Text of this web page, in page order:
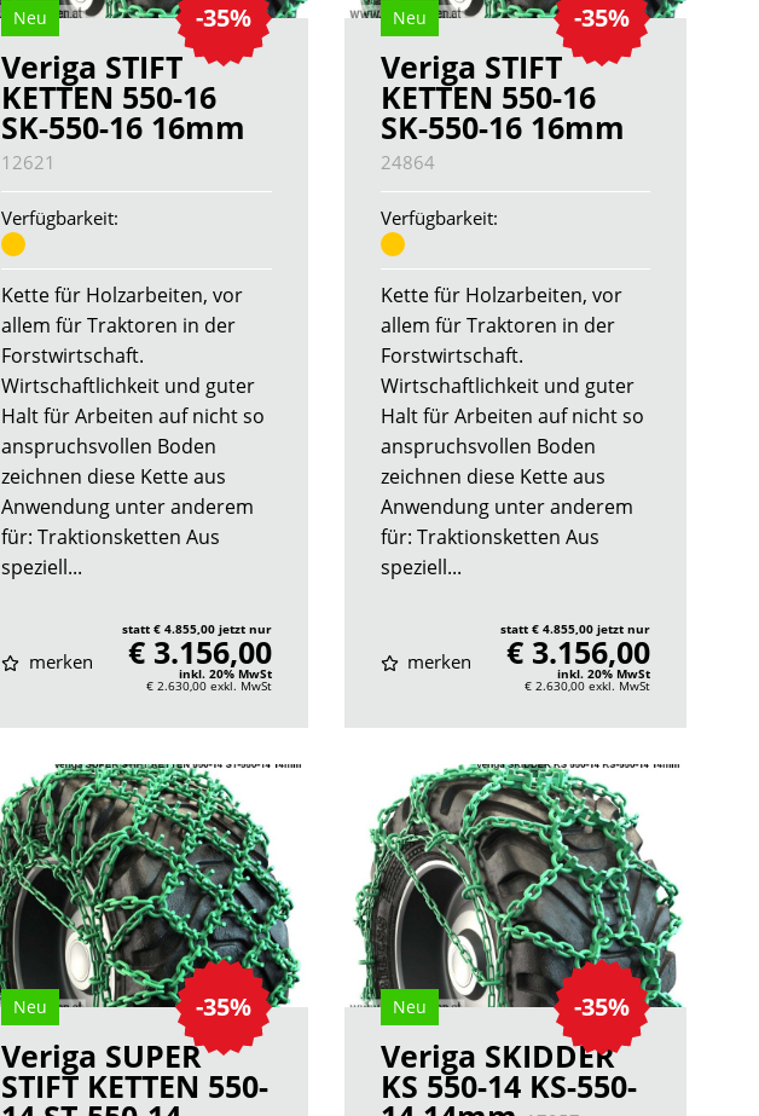
-35%
Neu
Veriga STIFT
KETTEN 550-16
SK-550-16 16mm
12621
Verfügbarkeit:
Kette für Holzarbeiten, vor
allem für Traktoren in der
Forstwirtschaft.
Wirtschaftlichkeit und guter
Halt für Arbeiten auf nicht so
anspruchsvollen Boden
zeichnen diese Kette aus
Anwendung unter anderem
für: Traktionsketten Aus
speziell...
merken
statt € 4.855,00 jetzt nur
€ 3.156,00
inkl. 20% MwSt
€ 2.630,00 exkl. MwSt
-35%
Neu
Veriga STIFT
KETTEN 550-16
SK-550-16 16mm
24864
Verfügbarkeit:
Kette für Holzarbeiten, vor
allem für Traktoren in der
Forstwirtschaft.
Wirtschaftlichkeit und guter
Halt für Arbeiten auf nicht so
anspruchsvollen Boden
zeichnen diese Kette aus
Anwendung unter anderem
für: Traktionsketten Aus
speziell...
merken
statt € 4.855,00 jetzt nur
€ 3.156,00
inkl. 20% MwSt
€ 2.630,00 exkl. MwSt
-35%
Neu
Veriga SUPER
STIFT KETTEN 550-
-35%
Neu
Veriga SKIDDER
KS 550-14 KS-550-